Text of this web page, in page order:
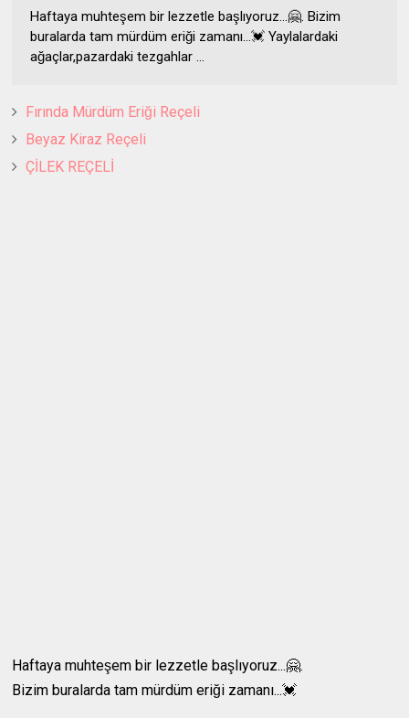
Haftaya muhteşem bir lezzetle başlıyoruz...🤗. Bizim
buralarda tam mürdüm eriği zamanı...💓 Yaylalardaki
ağaçlar,pazardaki tezgahlar ...
Fırında Mürdüm Eriği Reçeli
Beyaz Kiraz Reçeli
ÇİLEK REÇELİ
Haftaya muhteşem bir lezzetle başlıyoruz...🤗.
Bizim buralarda tam mürdüm eriği zamanı...💓